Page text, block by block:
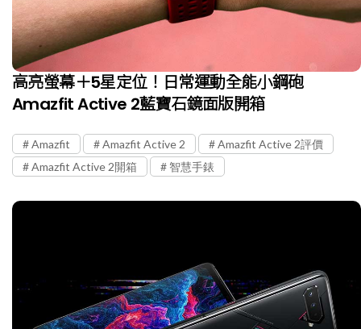
高亮螢幕＋5星定位！日常運動全能小鋼砲
Amazfit Active 2藍寶石鏡面版開箱
Amazfit Amazfit Active 2
Amazfit Active 2評價
Amazfit Active 2開箱
智慧手錶